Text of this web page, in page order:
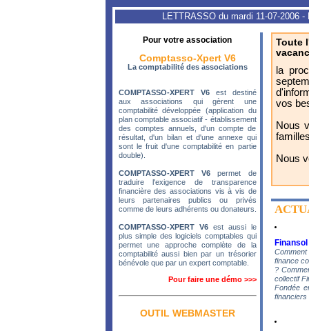
LETTRASSO du mardi 11-07-2006
Pour votre association
Comptasso-Xpert V6
La comptabilité des associations
COMPTASSO-XPERT V6est destiné
aux associations qui gèrent une
comptabilité développée (application du
plan comptable associatif - établissement
des comptes annuels, d'un compte de
résultat, d'un bilan et d'une annexe qui
sont le fruit d'une comptabilité en partie
double).
COMPTASSO-XPERT V6permet de
traduire l'exigence de transparence
financière des associations vis à vis de
leurs partenaires publics ou privés
comme de leurs adhérents ou donateurs.
COMPTASSO-XPERT V6est aussi le
plus simple des logiciels comptables qui
permet une approche complète de la
comptabilité aussi bien par un trésorier
bénévole que par un expert comptable.
Pour faire une démo >>>
OUTIL WEBMASTER
Toute
la
vos
Nous
Nous
finance
?
collectif
Fondée
financiers